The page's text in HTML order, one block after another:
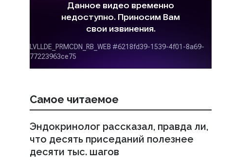
Самое читаемое
Эндокринолог рассказал, правда ли,
что десять приседаний полезнее
десяти тыс. шагов